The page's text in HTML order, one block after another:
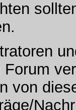
von